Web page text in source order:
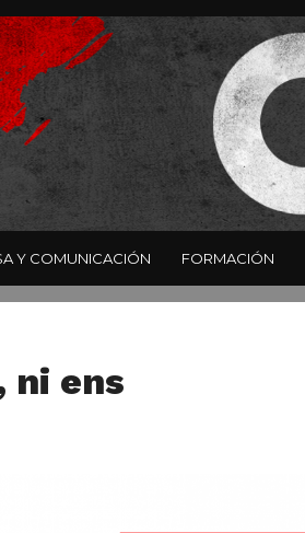
Y COMUNICACIÓN FORMACIÓN
ni ens